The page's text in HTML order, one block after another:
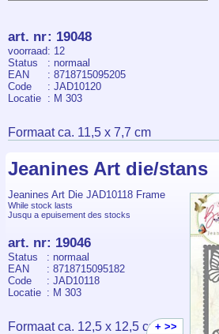
art. nr: 19048
voorraad: 12
Status
: normaal
EAN
: 8718715095205
Code
: JAD10120
Locatie : M 303
Formaat ca. 11,5 x 7,7 cm
Jeanines Art die/stans
Jeanines Art Die JAD10118 Frame
While stock lasts
Jusqu a epuisement des stocks
art. nr: 19046
Status
: normaal
EAN
: 8718715095182
Code
: JAD10118
Locatie : M 303
Formaat ca. 12,5 x 12,5 cm+ >>